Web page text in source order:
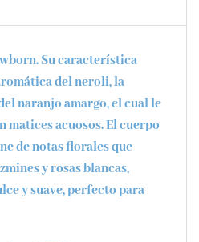
Su característica
del neroli, la
naranjo amargo, el cual le
matices acuosos. El cuerpo
de notas florales que
y rosas blancas,
y suave, perfecto para